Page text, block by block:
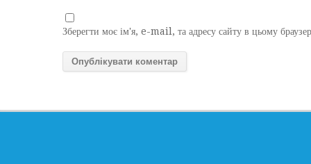
Зберегти моє ім'я, e-mail, та адресу сайту в цьому